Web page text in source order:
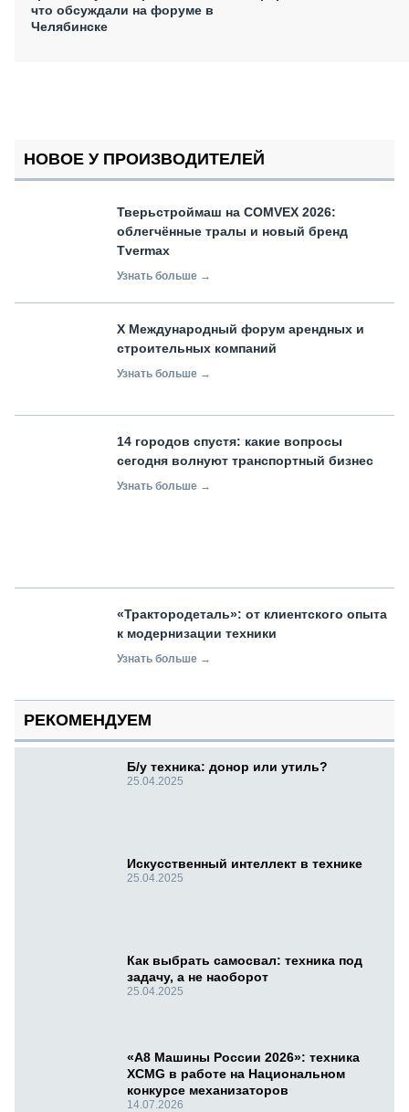
что обсуждали на форуме в
Челябинске
НОВОЕ У ПРОИЗВОДИТЕЛЕЙ
Тверьстроймаш на COMVEX 2026:
облегчённые тралы и новый бренд
Tvermax
Узнать больше →
X Международный форум арендных и
строительных компаний
Узнать больше →
14 городов спустя: какие вопросы
сегодня волнуют транспортный бизнес
Узнать больше →
«Трактородеталь»: от клиентского опыта
к модернизации техники
Узнать больше →
РЕКОМЕНДУЕМ
Б/у техника: донор или утиль?
25.04.2025
Искусственный интеллект в технике
25.04.2025
Как выбрать самосвал: техника под
задачу, а не наоборот
25.04.2025
«А8 Машины России 2026»: техника
XCMG в работе на Национальном
конкурсе механизаторов
14.07.2026